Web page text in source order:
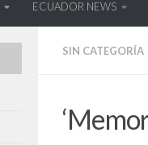
ECUADOR NEWS
SIN CATEGORÍA